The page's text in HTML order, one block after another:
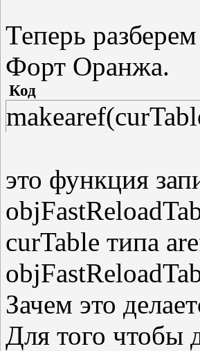
Теперь
Форт Оранжа.
Код
это функция
curTable типа
Зачем это
Для того чтобы